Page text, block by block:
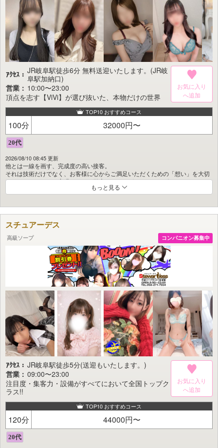
ｱｸｾｽ： JR岐阜駅徒歩6分 無料送迎いたします。(JR岐
阜駅加納口)
営業： 10:00〜23:00
頂点を志す【ViVi】が選び抜いた、本物だけの世界
お気に入り
TOP10 おすすめコース
100分 32000円〜
2026/08/10 08:45 更新
他とは一線を画す、完成度の高い接客。
それは技術だけでなく、お客様に心からご満足いただくための「想い」を大切
にしているからこそ実現できる、徹底したハイグレードサービスです。
『ViVi』のキャストラインナップは、
どのキャストをお選びいただいても、後悔のない時間をお過ごしいただけるで
しょう。
画一的なマニュアルに縛られない、
一人ひとりの個性が生み出す心地よさ。
その違いこそが、『ViVi』ならではの魅力です。
そして、お客様ご自身の「楽しもうとする気持ち」が重なったとき、
その時間はより深く、より満ち足りたものへと変わります。
一度ご体感いただければ、その意味はきっとお分かりいただけるはず。
『ViVi』が自信を持っておすすめする、
洗練を極めたキャストたちと、至福のひとときをお過ごしください。
皆様のご来店を、心よりお待ちしております。
当店はこれからも、ビジュアル・性格・笑顔・サービス精神のすべてを追求し
続けてまいります。
もっと見る
スチュアーデス
高級ソープ コンパニオン募集中
ｱｸｾｽ： JR岐阜駅徒歩5分(送迎もいたします。)
営業： 09:00〜23:00
注目度・集客力・設備がすべてにおいて全国トップク
ラス!!
お気に入り
TOP10 おすすめコース
120分 44000円〜